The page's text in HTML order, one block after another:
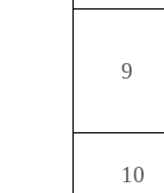
9
10